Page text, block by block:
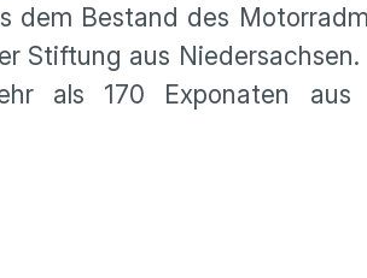
dem Bestand des
Stiftung aus Niedersachsen.
als 170 Exponaten aus